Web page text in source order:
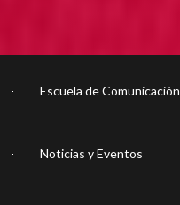
Escuela de Comunicación
Noticias y Eventos